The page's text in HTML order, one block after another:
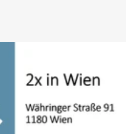
gebogen, genietet und
1962 zieht man in die
die Produkte im Hause
so dass die
verschiedensten Typen
Sitz, mit Kugellagerrädern;